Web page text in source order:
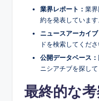
業界レポート： 業
約を発表しています
ニュースアーカイブ
ドを検索してくださ
公開データベース：
ニシアチブを探して
最終的な